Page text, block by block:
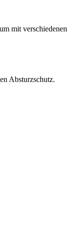
mit verschiedenen
Absturzschutz.